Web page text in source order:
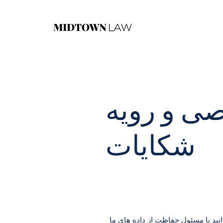
و رویه
شکایات
با مسئول حفاظت از داده های ما